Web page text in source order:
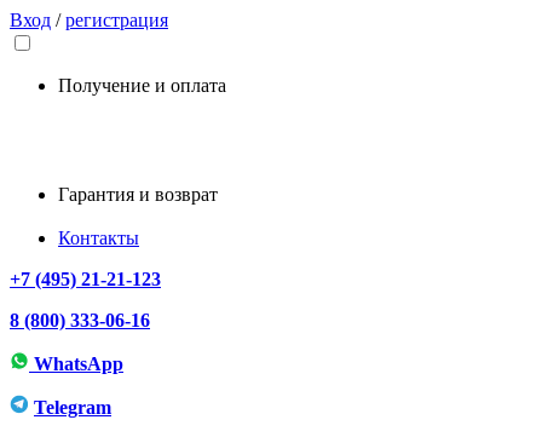
Вход /регистрация
Получение и оплата
Гарантия и возврат
Контакты
+7 (495) 21-21-123
8 (800) 333-06-16
WhatsApp
Telegram